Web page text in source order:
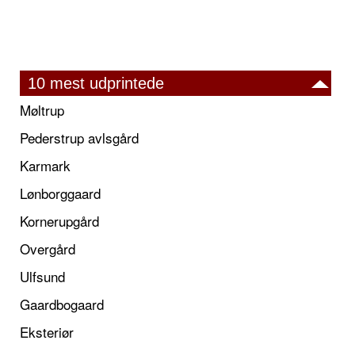
10 mest udprintede
Møltrup
Pederstrup avlsgård
Karmark
Lønborggaard
Kornerupgård
Overgård
Ulfsund
Gaardbogaard
Eksteriør